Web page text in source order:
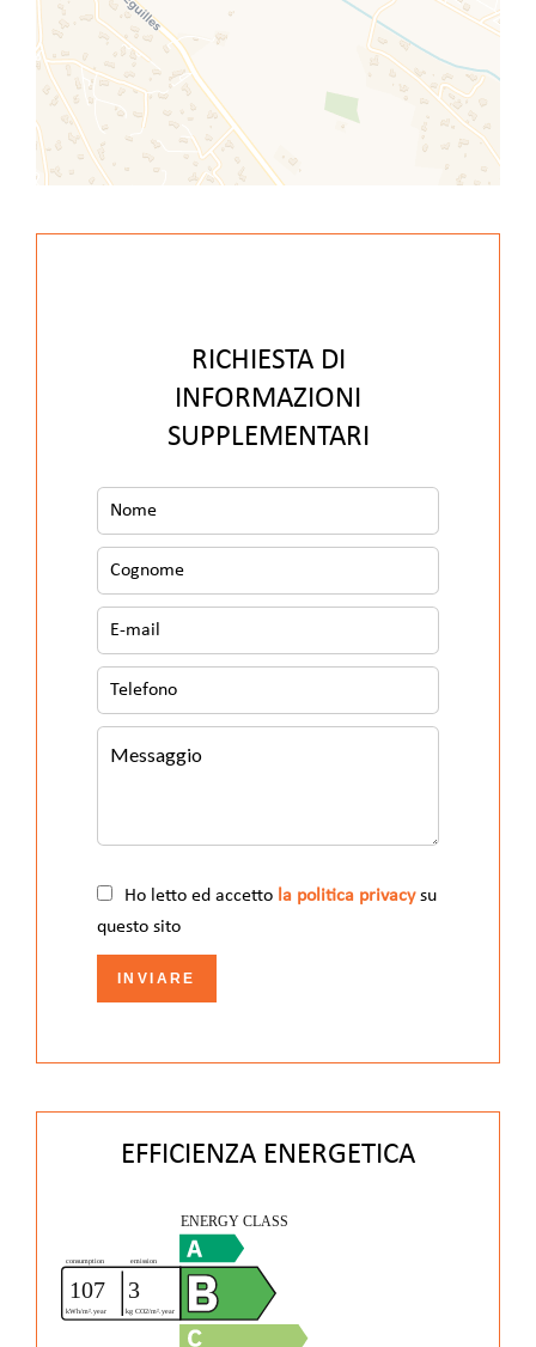
RICHIESTA DI
INFORMAZIONI
SUPPLEMENTARI
Ho letto ed accetto la politica privacysu
questo sito
INVIARE
EFFICIENZA ENERGETICA